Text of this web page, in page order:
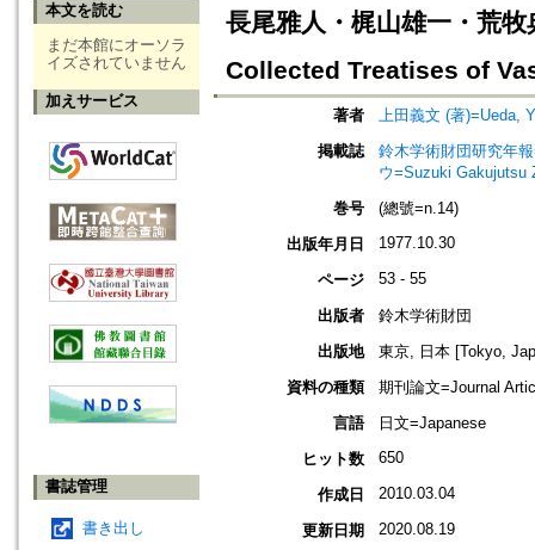
本文を読む
まだ本館にオーソラ
イズされていません
加えサービス
書誌管理
書き出し
長尾雅人・梶山雄一・荒
Collected Treatises of
著者
上田義文 (著)=Ueda,
掲載誌
鈴木学術財団研究年
ウ=Suzuki Gakujutsu
巻号
(總號=n.14)
出版年月日
1977.10.30
ページ 53 - 55
出版者
鈴木学術財団
出版地
東京, 日本 [Tokyo,
資料の種類
期刊論文=Journal
言語
日文=Japanese
ヒット数
650
作成日 2010.03.04
更新日期 2020.08.19